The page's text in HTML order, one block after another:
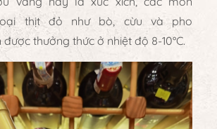
thịt đỏ như bò, cừu và pho
thưởng thức ở nhiệt độ 8-10°C.